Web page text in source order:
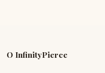
O InfinityPierce